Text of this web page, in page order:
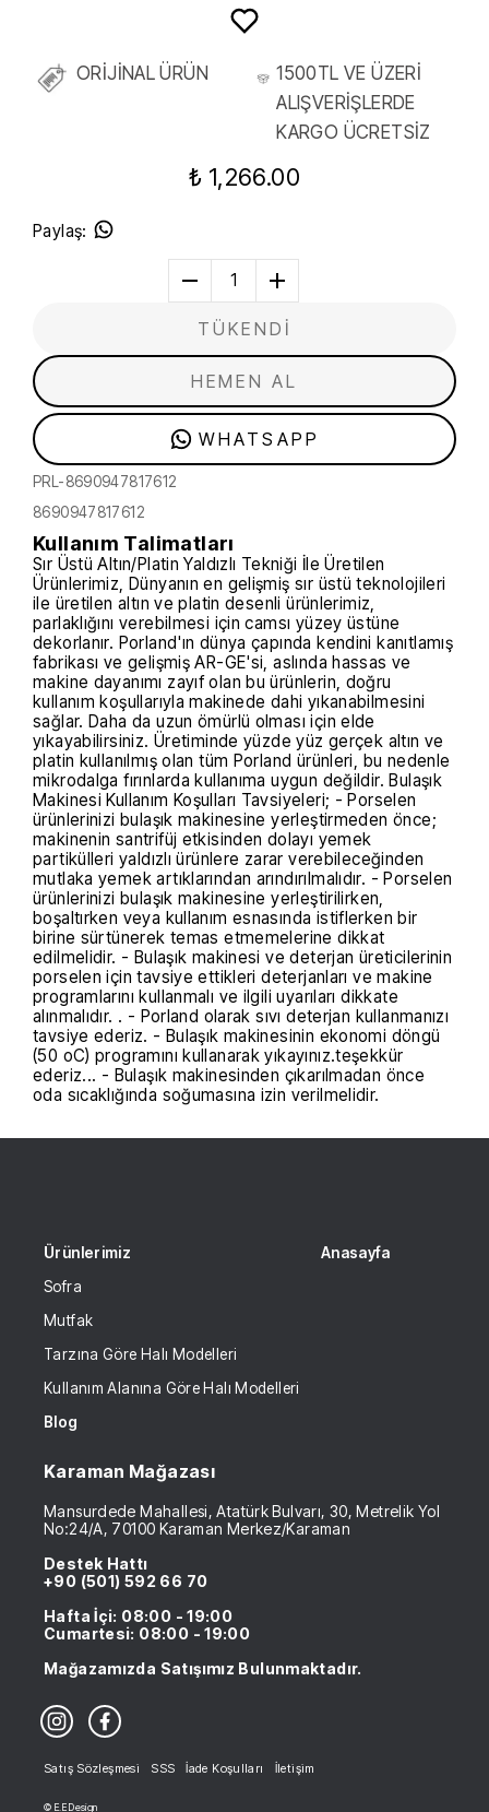
ORİJİNAL ÜRÜN
1500TL VE ÜZERİ
ALIŞVERİŞLERDE
KARGO ÜCRETSİZ
₺ 1,266.00
Paylaş:
1
TÜKENDİ
HEMEN AL
WHATSAPP
PRL-8690947817612
8690947817612
Kullanım Talimatları
Sır Üstü Altın/Platin Yaldızlı Tekniği İle Üretilen
Ürünlerimiz, Dünyanın en gelişmiş sır üstü teknolojileri
ile üretilen altın ve platin desenli ürünlerimiz,
parlaklığını verebilmesi için camsı yüzey üstüne
dekorlanır. Porland'ın dünya çapında kendini kanıtlamış
fabrikası ve gelişmiş AR-GE'si, aslında hassas ve
makine dayanımı zayıf olan bu ürünlerin, doğru
kullanım koşullarıyla makinede dahi yıkanabilmesini
sağlar. Daha da uzun ömürlü olması için elde
yıkayabilirsiniz. Üretiminde yüzde yüz gerçek altın ve
platin kullanılmış olan tüm Porland ürünleri, bu nedenle
mikrodalga fırınlarda kullanıma uygun değildir. Bulaşık
Makinesi Kullanım Koşulları Tavsiyeleri; - Porselen
ürünlerinizi bulaşık makinesine yerleştirmeden önce;
makinenin santrifüj etkisinden dolayı yemek
partikülleri yaldızlı ürünlere zarar verebileceğinden
mutlaka yemek artıklarından arındırılmalıdır. - Porselen
ürünlerinizi bulaşık makinesine yerleştirilirken,
boşaltırken veya kullanım esnasında istiflerken bir
birine sürtünerek temas etmemelerine dikkat
edilmelidir. - Bulaşık makinesi ve deterjan üreticilerinin
porselen için tavsiye ettikleri deterjanları ve makine
programlarını kullanmalı ve ilgili uyarıları dikkate
alınmalıdır. . - Porland olarak sıvı deterjan kullanmanızı
tavsiye ederiz. - Bulaşık makinesinin ekonomi döngü
(50 oC) programını kullanarak yıkayınız.teşekkür
ederiz... - Bulaşık makinesinden çıkarılmadan önce
oda sıcaklığında soğumasına izin verilmelidir.
Ürünlerimiz
Sofra
Mutfak
Tarzına Göre Halı Modelleri
Kullanım Alanına Göre Halı Modelleri
Anasayfa
Blog
Karaman Mağazası
Mansurdede Mahallesi, Atatürk Bulvarı, 30, Metrelik Yol
No:24/A, 70100 Karaman Merkez/Karaman
Destek Hattı
+90 (501) 592 66 70
Hafta İçi: 08:00 - 19:00
Cumartesi: 08:00 - 19:00
Mağazamızda Satışımız Bulunmaktadır.
© E.E Design
Satış Sözleşmesi SSS İade Koşulları İletişim